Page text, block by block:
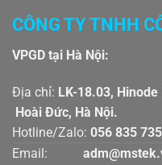
CÔNG TY TNHH
VPGD tại Hà Nội:
Địa chỉ: LK-18.03,
Hoài Đức, Hà Nội.
Hotline/Zalo: 056 835
Email: